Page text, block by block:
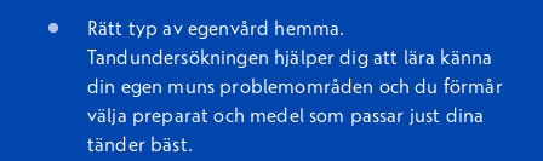
Rätt typ av egenvård hemma.
Tandundersökningen hjälper dig att lära känna
din egen muns problemområden och du förmår
välja preparat och medel som passar just dina
tänder bäst.